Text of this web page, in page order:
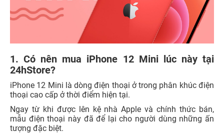
1. Có nên mua iPhone 12 Mini lúc này tại
24hStore?
iPhone 12 Mini là dòng điện thoại ở trong phân khúc điện
thoại cao cấp ở thời điểm hiện tại.
Ngay từ khi được lên kệ nhà Apple và chính thức bán,
mẫu điện thoại này đã để lại cho người dùng những ấn
tượng đặc biệt.